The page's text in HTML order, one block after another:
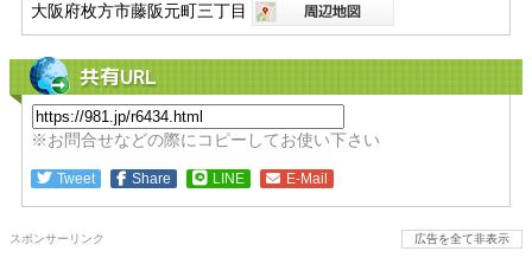
大阪府枚方市藤阪元町三丁目
共有URL
※お問合せなどの際にコピーしてお使い下さい
Tweet Share LINE E-Mail
スポンサーリンク 広告を全て非表示